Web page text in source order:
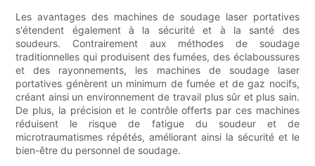
Les avantages des machines de soudage laser portatives
s'étendent également à la sécurité et à la santé des
soudeurs. Contrairement aux méthodes de soudage
traditionnelles qui produisent des fumées, des éclaboussures
et des rayonnements, les machines de soudage laser
portatives génèrent un minimum de fumée et de gaz nocifs,
créant ainsi un environnement de travail plus sûr et plus sain.
De plus, la précision et le contrôle offerts par ces machines
réduisent le risque de fatigue du soudeur et de
microtraumatismes répétés, améliorant ainsi la sécurité et le
bien-être du personnel de soudage.